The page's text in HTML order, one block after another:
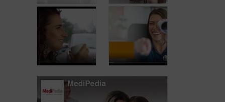
Hemofilie en
tandheelkundige
zorg: wat moet
Wat kan de
Hemofilievereniging
voor u
Hemofilie en